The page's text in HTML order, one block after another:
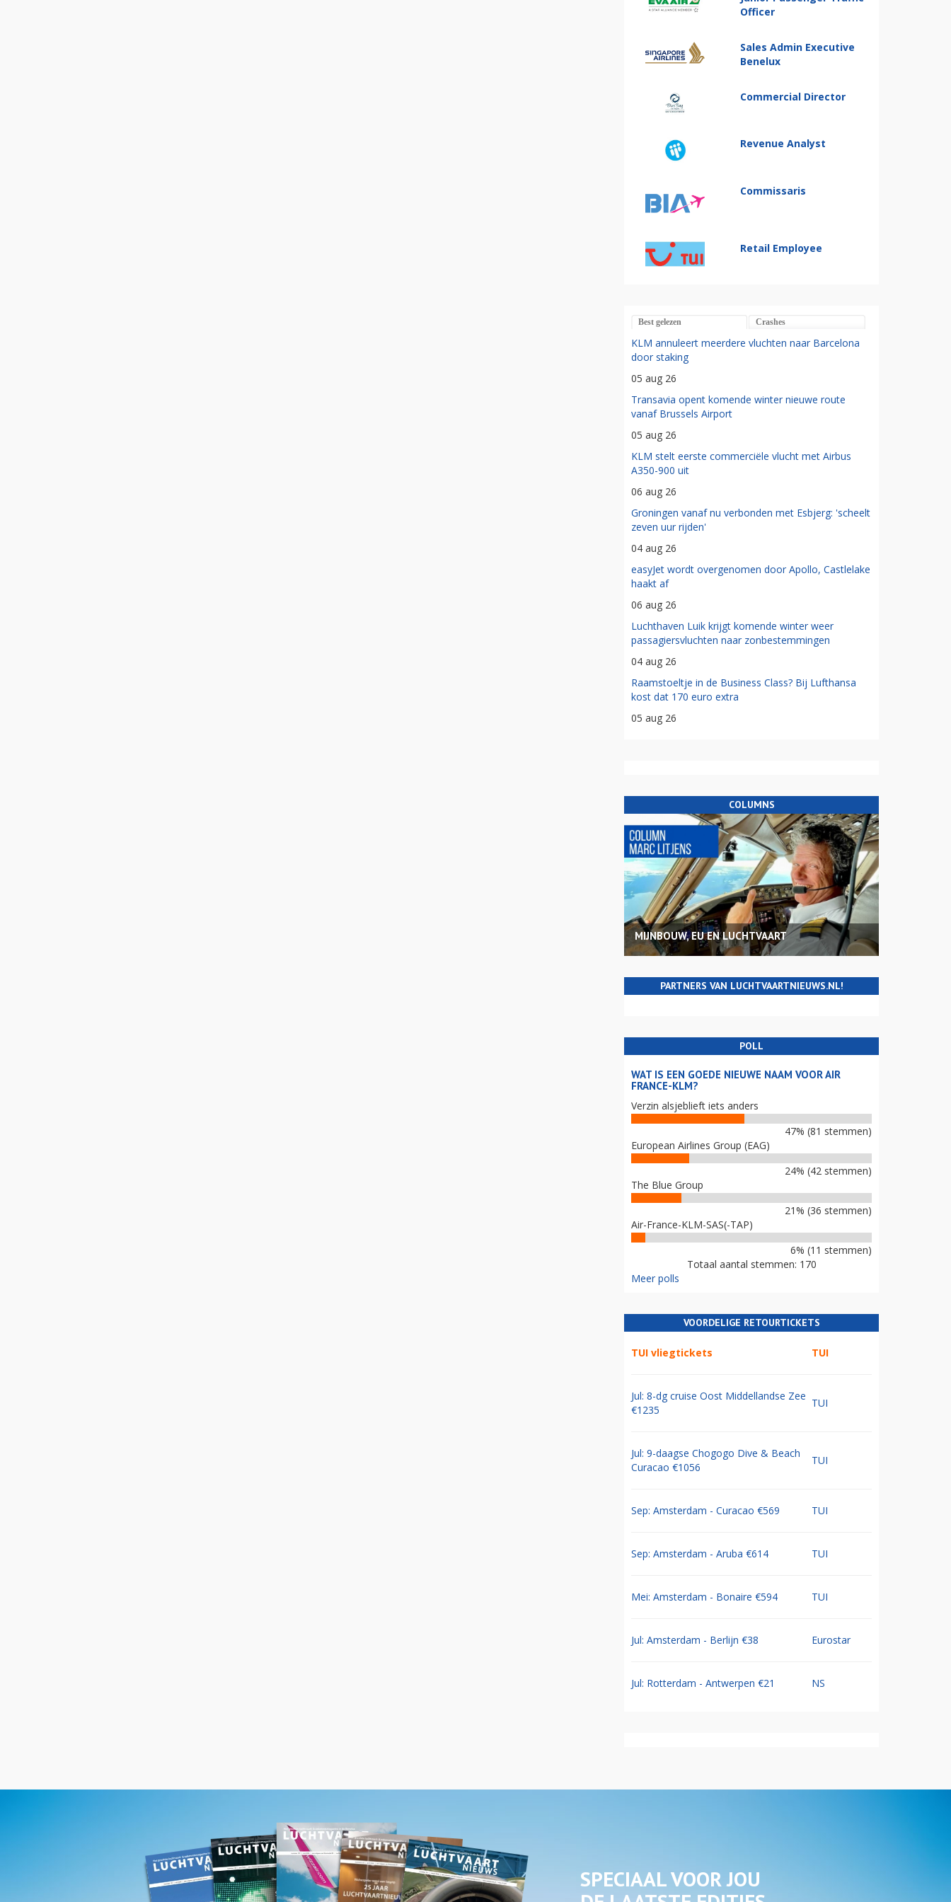
Officer
Sales Admin Executive
Benelux
Commercial Director
Revenue Analyst
Commissaris
Retail Employee
Best gelezen Crashes
KLM annuleert meerdere vluchten naar Barcelona
door staking
05 aug 26
Transavia opent komende winter nieuwe route
vanaf Brussels Airport
05 aug 26
KLM stelt eerste commerciële vlucht met Airbus
A350-900 uit
06 aug 26
Groningen vanaf nu verbonden met Esbjerg: 'scheelt
zeven uur rijden'
04 aug 26
easyJet wordt overgenomen door Apollo, Castlelake
haakt af
06 aug 26
Luchthaven Luik krijgt komende winter weer
passagiersvluchten naar zonbestemmingen
04 aug 26
Raamstoeltje in de Business Class? Bij Lufthansa
kost dat 170 euro extra
05 aug 26
COLUMNS
MIJNBOUW, EU EN LUCHTVAART
PARTNERS VAN LUCHTVAARTNIEUWS.NL!
POLL
WAT IS EEN GOEDE NIEUWE NAAM VOOR AIR
FRANCE-KLM?
Verzin alsjeblieft iets anders
47% (81 stemmen)
European Airlines Group (EAG)
24% (42 stemmen)
The Blue Group
21% (36 stemmen)
Air-France-KLM-SAS(-TAP)
6% (11 stemmen)
Totaal aantal stemmen: 170
Meer polls
VOORDELIGE RETOURTICKETS
TUI vliegtickets TUI
Jul: 8-dg cruise Oost Middellandse Zee
€1235
TUI
Jul: 9-daagse Chogogo Dive & Beach
Curacao €1056
TUI
Sep: Amsterdam - Curacao €569 TUI
Sep: Amsterdam - Aruba €614 TUI
Mei: Amsterdam - Bonaire €594 TUI
Jul: Amsterdam - Berlijn €38 Eurostar
Jul: Rotterdam - Antwerpen €21 NS
SPECIAAL VOOR JOU